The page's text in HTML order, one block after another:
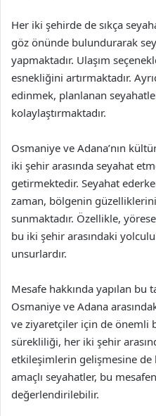
Her iki şehirde de sıkça
göz önünde bulundurarak
yapmaktadır. Ulaşım
esnekliğini artırmaktadır.
edinmek, planlanan
kolaylaştırmaktadır.
Osmaniye ve Adana’nın
iki şehir arasında seyahat
getirmektedir. Seyahat
zaman, bölgenin
sunmaktadır. Özellikle,
bu iki şehir arasındaki
unsurlardır.
Mesafe hakkında yapılan bu
Osmaniye ve Adana
ve ziyaretçiler için de önemli
sürekliliği, her iki şehir
etkileşimlerin gelişmesine de
amaçlı seyahatler, bu
değerlendirilebilir.